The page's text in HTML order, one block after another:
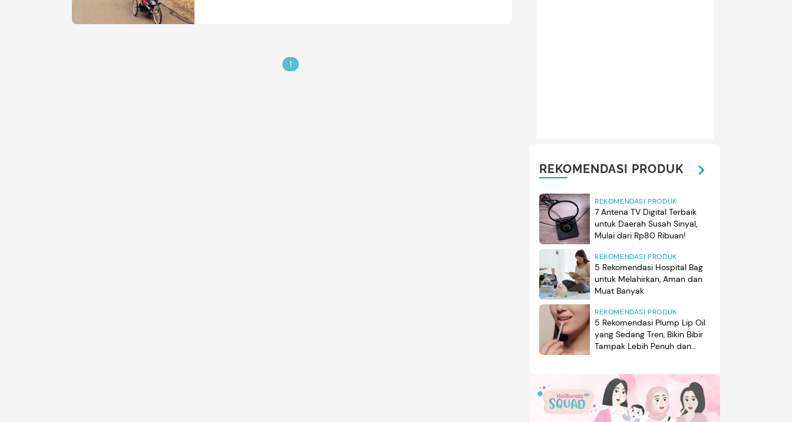
1
REKOMENDASI PRODUK
REKOMENDASI PRODUK
7 Antena TV Digital Terbaik
untuk Daerah Susah Sinyal,
Mulai dari Rp80 Ribuan!
REKOMENDASI PRODUK
5 Rekomendasi Hospital Bag
untuk Melahirkan, Aman dan
Muat Banyak
REKOMENDASI PRODUK
5 Rekomendasi Plump Lip Oil
yang Sedang Tren, Bikin Bibir
Tampak Lebih Penuh dan